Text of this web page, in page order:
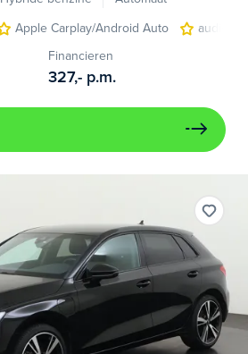
Apple Carplay/Android Auto
audio
Financieren
327,- p.m.